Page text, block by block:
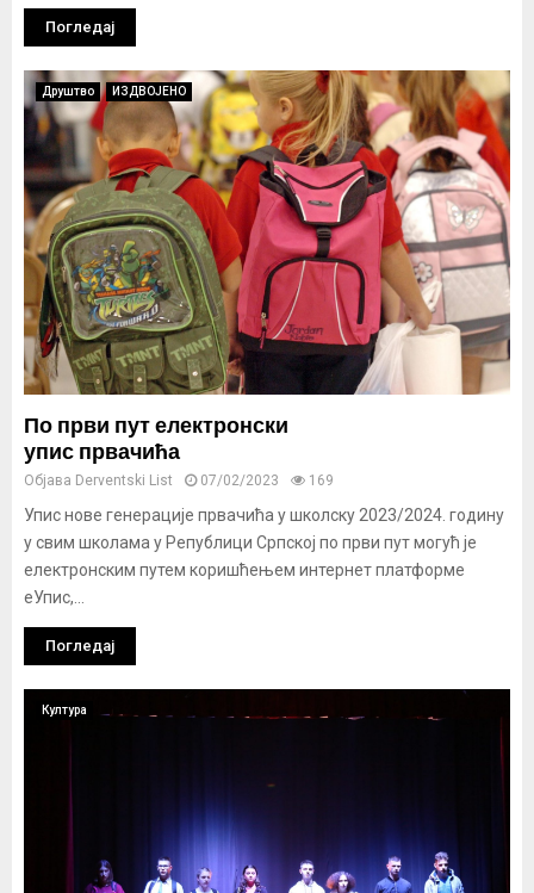
Погледај
Друштво ИЗДВОЈЕНО
По први пут електронски
упис првачића
Објава Derventski List 07/02/2023 169
Упис нове генерације првачића у школску 2023/2024. годину
у свим школама у Републици Српској по први пут могућ је
електронским путем коришћењем интернет платформе
еУпис,...
Погледај
Култура